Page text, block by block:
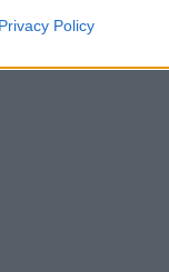
Privacy Policy